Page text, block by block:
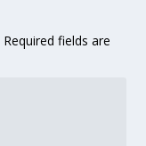
Required fields are